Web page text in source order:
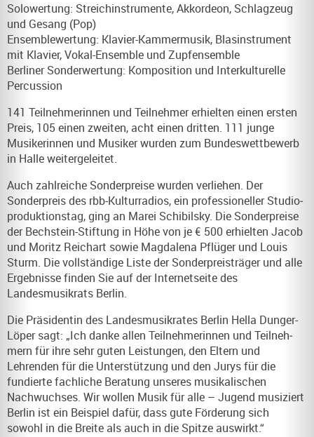
Solowertung: Streichinstrumente, Akkordeon, Schlagzeug
und Gesang (Pop)
Ensemblewertung: Klavier-Kammermusik, Blasinstrument
mit Klavier, Vokal-Ensemble und Zupfensemble
Berliner Sonderwertung: Komposition und Interkulturelle
Percussion
141 Teilnehmerinnen und Teilnehmer erhielten einen ersten
Preis, 105 einen zweiten, acht einen dritten. 111 junge
Musikerinnen und Musiker wurden zum Bundeswettbewerb
in Halle weitergeleitet.
Auch zahlreiche Sonderpreise wurden verliehen. Der
Sonderpreis des rbb-Kulturradios, ein professioneller Studio­
produktionstag, ging an Marei Schibilsky. Die Sonderpreise
der Bechstein-Stiftung in Höhe von je € 500 erhielten Jacob
und Moritz Reichart sowie Magdalena Pflüger und Louis
Sturm. Die vollständige Liste der Sonderpreisträger und alle
Ergebnisse finden Sie auf der Internetseite des
Landesmusikrats Berlin.
Die Präsidentin des Landesmusikrates Berlin Hella Dunger-
Löper sagt: „Ich danke allen Teilnehmerinnen und Teil­neh­
mern für ihre sehr guten Leistungen, den Eltern und
Lehrenden für die Unterstützung und den Jurys für die
fundierte fachliche Beratung unseres musikalischen
Nachwuch­ses. Wir wollen Musik für alle – Jugend musiziert
Berlin ist ein Beispiel dafür, dass gute Förderung sich
sowohl in die Breite als auch in die Spitze auswirkt.“